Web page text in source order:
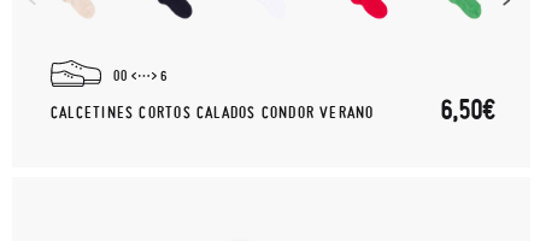
00 6
CALCETINES CORTOS CALADOS CONDOR VERANO 6,50€